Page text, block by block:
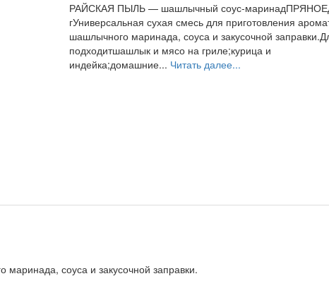
РАЙСКАЯ ПЫЛЬ — шашлычный соус-
гУниверсальная сухая смесь для приготовления
шашлычного маринада, соуса и закусочной
подходитшашлык и мясо на гриле;курица и
индейка;домашние... Читать далее...
соуса и закусочной заправки.